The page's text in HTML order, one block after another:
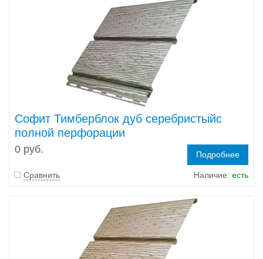
Софит Тимберблок дуб серебристыйс
полной перфорации
0 руб. Подробнее
Сравнить Наличие: есть